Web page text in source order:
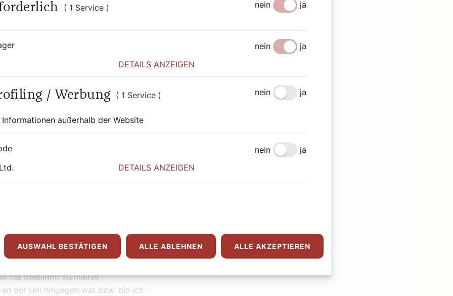
jemanden zu vertrauen, ohne dieses
stören,
in meinem
ist.
allem
der
wichtig sind?
wo ich bis zur Matura mit
hat bestimmt zu meiner
der Uni hingegen war bzw. bin ich
( 1 Service ) nein ja
nein
ja
DETAILS ANZEIGEN
/ Werbung ( 1 Service )
außerhalb der Website
nein ja
nein
ja
DETAILS ANZEIGEN
AUSWAHL BESTÄTIGEN ALLE ABLEHNEN ALLE AKZEPTIEREN